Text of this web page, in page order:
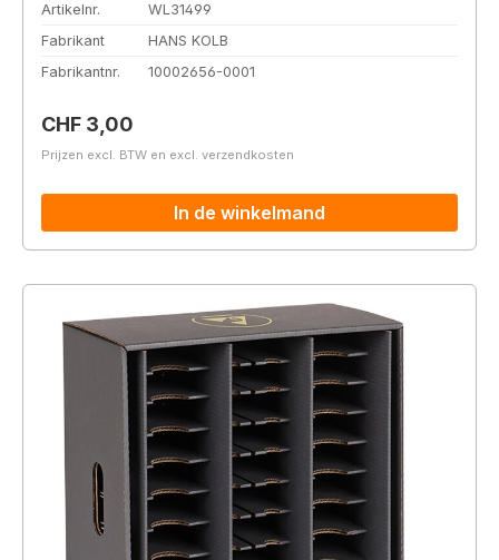
Artikelnr.
WL31499
Fabrikant
HANS KOLB
Fabrikantnr.
10002656-0001
Normale prijs:
CHF 3,00
Prijzen excl. BTW en excl. verzendkosten
In de winkelmand